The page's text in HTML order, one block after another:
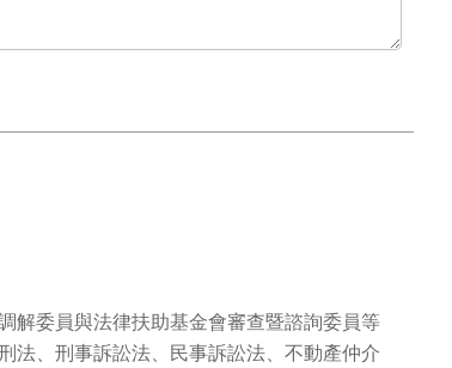
解委員與法律扶助基金會審查暨諮詢委員等
法、刑事訴訟法、民事訴訟法、不動產仲介